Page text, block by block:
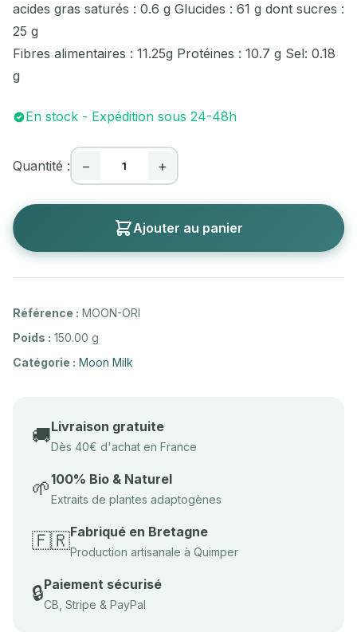
acides gras saturés : 0.6 g Glucides : 61 g dont sucres :
25 g
Fibres alimentaires : 11.25g Protéines : 10.7 g Sel: 0.18
g
En stock - Expédition sous 24-48h
Quantité : − +
Ajouter au panier
Référence : MOON-ORI
Poids : 150.00 g
Catégorie : Moon Milk
🚚Livraison gratuite
Dès 40€ d'achat en France
🌱100% Bio & Naturel
Extraits de plantes adaptogènes
🇫🇷Fabriqué en Bretagne
Production artisanale à Quimper
🔒Paiement sécurisé
CB, Stripe & PayPal